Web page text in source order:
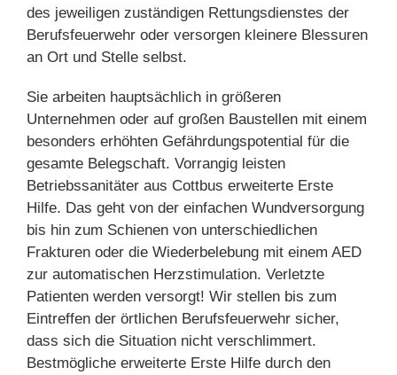
des jeweiligen zuständigen Rettungsdienstes der
Berufsfeuerwehr oder versorgen kleinere Blessuren
an Ort und Stelle selbst.
Sie arbeiten hauptsächlich in größeren
Unternehmen oder auf großen Baustellen mit einem
besonders erhöhten Gefährdungspotential für die
gesamte Belegschaft. Vorrangig leisten
Betriebssanitäter aus Cottbus erweiterte Erste
Hilfe. Das geht von der einfachen Wundversorgung
bis hin zum Schienen von unterschiedlichen
Frakturen oder die Wiederbelebung mit einem AED
zur automatischen Herzstimulation. Verletzte
Patienten werden versorgt! Wir stellen bis zum
Eintreffen der örtlichen Berufsfeuerwehr sicher,
dass sich die Situation nicht verschlimmert.
Bestmögliche erweiterte Erste Hilfe durch den